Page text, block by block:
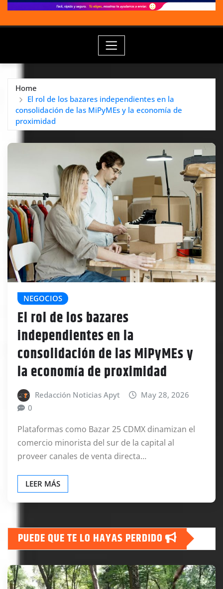
Home
El rol de los bazares independientes en la
consolidación de las MiPyMEs y la economía de
proximidad
NEGOCIOS
El rol de los bazares
independientes en la
consolidación de las MiPyMEs y
la economía de proximidad
Redacción Noticias Apyt
May 28, 2026
0
Plataformas como Bazar 25 CDMX dinamizan el
comercio minorista del sur de la capital al
proveer canales de venta directa…
LEER MÁS
PUEDE QUE TE LO HAYAS PERDIDO